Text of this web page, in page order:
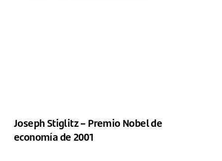
Joseph Stiglitz – Premio Nobel de
economía de 2001